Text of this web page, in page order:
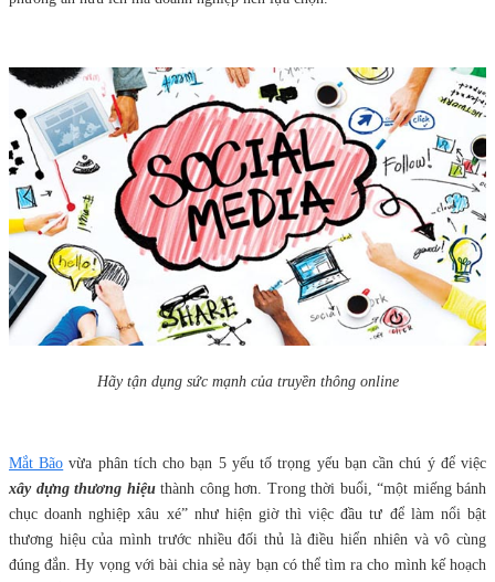
Hãy tận dụng sức mạnh của truyền thông online
Mắt Bão vừa phân tích cho bạn 5 yếu tố trọng yếu bạn cần chú ý để việc
xây dựng thương hiệuthành công hơn. Trong thời buổi, “một miếng bánh
chục doanh nghiệp xâu xé” như hiện giờ thì việc đầu tư để làm nổi bật
thương hiệu của mình trước nhiều đối thủ là điều hiển nhiên và vô cùng
đúng đắn. Hy vọng với bài chia sẻ này bạn có thể tìm ra cho mình kế hoạch